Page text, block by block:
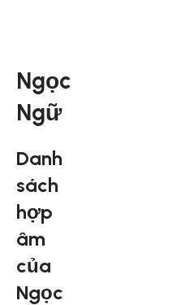
Ngọc
Ngữ
Danh
sách
hợp
âm
của
Ngọc